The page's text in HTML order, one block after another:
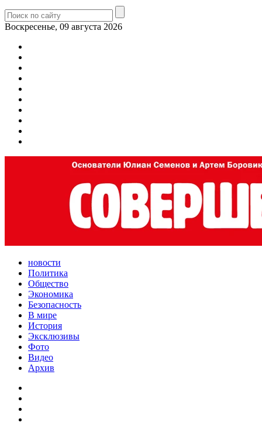
Воскресенье, 09 августа 2026
новости
Политика
Общество
Экономика
Безопасность
В мире
История
Эксклюзивы
Фото
Видео
Архив